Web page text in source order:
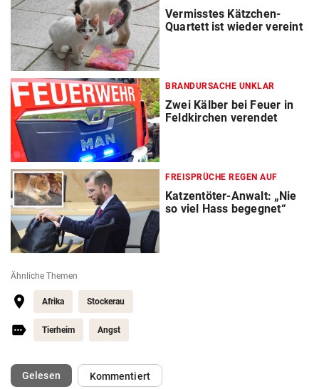
Vermisstes Kätzchen-
Quartett ist wieder vereint
BRANDURSACHE UNKLAR
Zwei Kälber bei Feuer in
Feldkirchen verendet
FREISPRÜCHE REGEN AUF
Katzentöter-Anwalt: „Nie
so viel Hass begegnet“
Ähnliche Themen
Afrika Stockerau
Tierheim Angst
Gelesen(ausgewählt)Kommentiert